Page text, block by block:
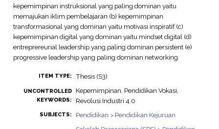
kepemimpinan instruksional yang paling dominan yaitu
memajukan iklim pembelajaran (b) kepemimpinan
transformasional yang dominan yaitu motivasi inspiratif (c)
kepemimpinan digital yang dominan yaitu mindset digital (d)
entreprereurial leadership yang paling dominan persistent (e)
progressive leadership yang paling dominan networking.
ITEM TYPE: Thesis (S3)
UNCONTROLLED
KEYWORDS:
Kepemimpinan, Pendidikan Vokasi,
Revolusi Industri 4.0
SUBJECTS:
Pendidikan > Pendidikan Kejuruan